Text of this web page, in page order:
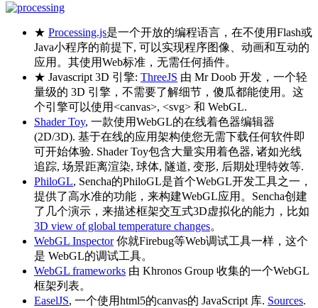
★ Processing.js是一个开放的编程语言，在不使用Flash或
Java小程序的前提下, 可以实现程序图像、动画和互动的
应用。其使用Web标准，无需任何插件。
★ Javascript 3D 引擎: ThreeJS 由 Mr Doob 开发，一个轻
量级的 3D 引擎，不需要了解细节，傻瓜都能使用。这
个引擎可以使用<canvas>, <svg> 和 WebGL.
Shader Toy, 一款使用WebGL的在线着色器编辑器
(2D/3D). 基于在线的应用架构使您无需下载任何软件即
可开始体验. Shader Toy包含大量实用着色器, 诸如光线
追踪, 场景距离渲染, 球体, 隧道, 变形, 后期处理特效等.
PhiloGL, Sencha的PhiloGL是首个WebGL开发工具之一，
提供了高水准的功能，来构建WebGL应用。Sencha创建
了几个演示，来描述框架交互式3D虚拟化的能力，比如
3D view of global temperature changes。
WebGL Inspector你就Firebug等Web调试工具一样，这个
是 WebGL的调试工具。
WebGL frameworks 由 Khronos Group 收集的一个WebGL
框架列表。
EaselJS, 一个使用html5的canvas的 JavaScript 库. Sources.